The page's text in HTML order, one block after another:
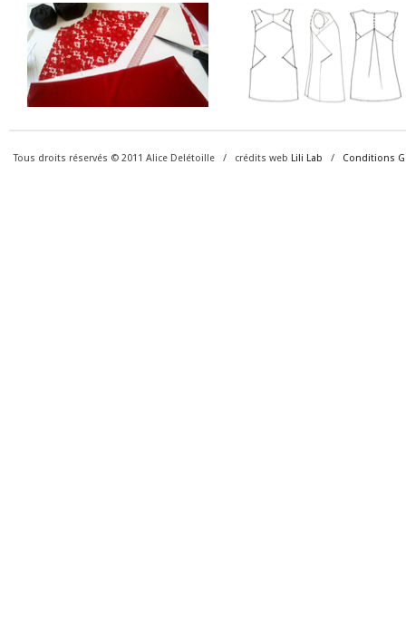
Tous droits réservés © 2011 Alice Delétoille / crédits web Lili Lab / Conditions